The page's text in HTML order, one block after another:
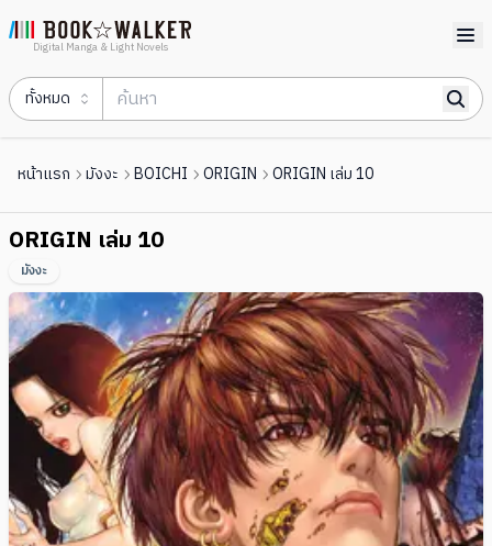
Digital Manga & Light Novels
ทั้งหมด
หน้าแรก มังงะ BOICHI ORIGIN ORIGIN เล่ม 10
ORIGIN เล่ม 10
มังงะ